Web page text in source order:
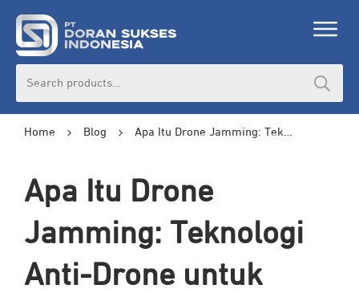
Home Blog Apa Itu Drone Jamming: Teknologi Anti-Drone untuk Keamanan Wilayah Udara
Apa Itu Drone
Jamming: Teknologi
Anti-Drone untuk